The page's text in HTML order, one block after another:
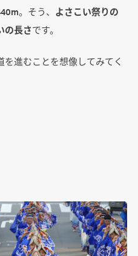
。そう、 よさこい祭りの
の長さです。
進むことを想像してみてく